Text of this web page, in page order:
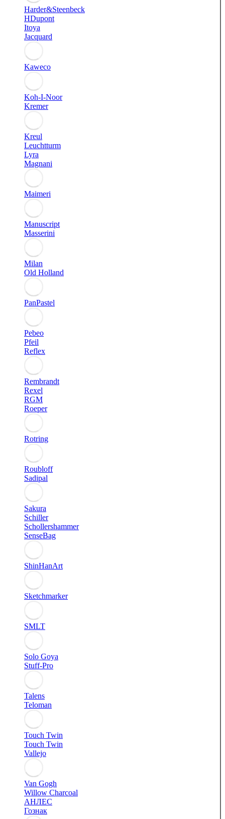
Harder&Steenbeck
HDupont
Itoya
Jacquard
Kaweco
Koh-I-Noor
Kremer
Kreul
Leuchtturm
Lyra
Magnani
Maimeri
Manuscript
Masserini
Milan
Old Holland
PanPastel
Pebeo
Pfeil
Reflex
Rembrandt
Rexel
RGM
Roeper
Rotring
Roubloff
Sadipal
Sakura
Schiller
Schollershammer
SenseBag
ShinHanArt
Sketchmarker
SMLT
Solo Goya
Stuff-Pro
Talens
Teloman
Touch Twin
Touch Twin
Vallejo
Van Gogh
Willow Charcoal
АНЛЕС
Гознак